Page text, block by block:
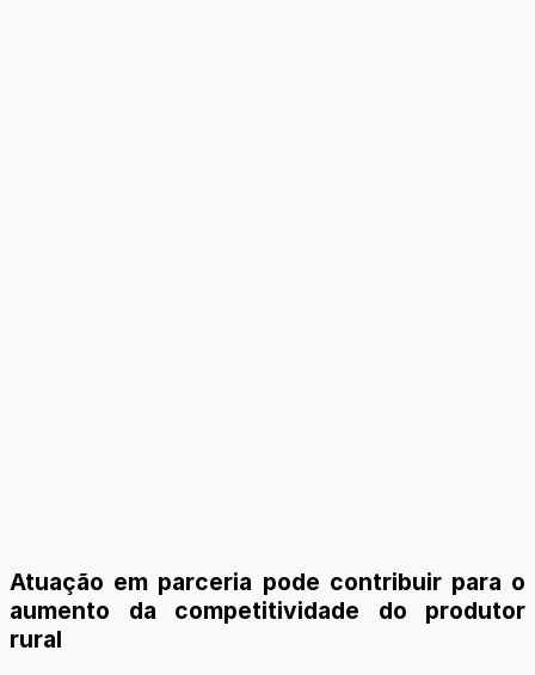
Atuação em parceria pode contribuir para o
aumento da competitividade do produtor
rural